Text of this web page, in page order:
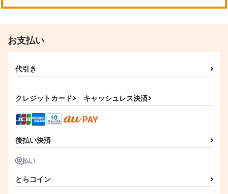
お支払い
代引き
クレジットカード キャッシュレス決済
後払い決済
とらコイン